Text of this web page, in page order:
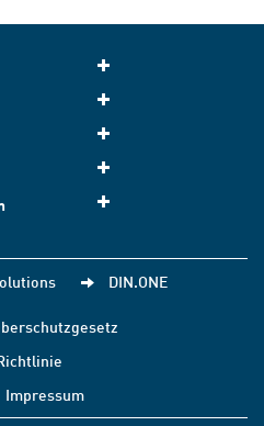
DIN.ONE
Impressum